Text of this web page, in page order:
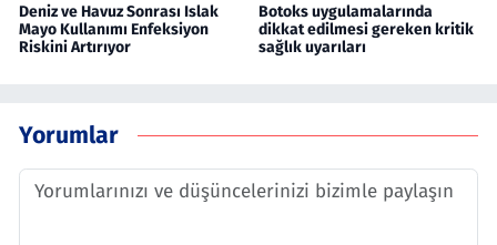
Deniz ve Havuz Sonrası Islak
Mayo Kullanımı Enfeksiyon
Riskini Artırıyor
Botoks uygulamalarında
dikkat edilmesi gereken kritik
sağlık uyarıları
Yorumlar